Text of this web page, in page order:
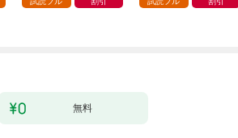
無料